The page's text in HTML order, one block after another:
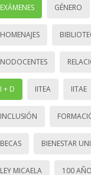
EXÁMENES GÉNERO
HOMENAJES
NODOCENTES
I + D IITEA IITAE
INCLUSIÓN
BECAS BIENESTAR
LEY MICAELA 100